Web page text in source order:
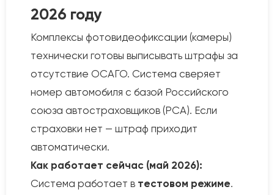
2026 году
Комплексы фотовидеофиксации (камеры)
технически готовы выписывать штрафы за
отсутствие ОСАГО. Система сверяет
номер автомобиля с базой Российского
союза автостраховщиков (РСА). Если
страховки нет — штраф приходит
автоматически.
Как работает сейчас (май 2026):
Система работает в тестовом режиме.